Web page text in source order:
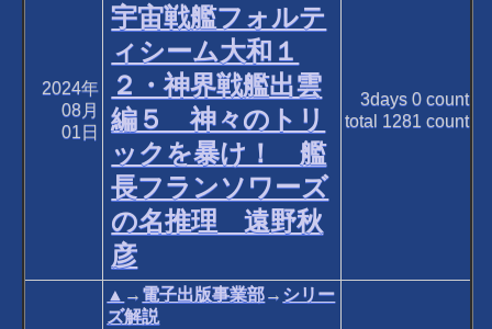
2024年
08月
01日
宇宙戦艦フォルテ
ィシーム大和１
２・神界戦艦出雲
編５ 神々のトリ
ックを暴け！ 艦
長フランソワーズ
の名推理 遠野秋
彦
3days 0count
total 1281 count
▲ → 電子出版事業部→ シリー
ズ解説